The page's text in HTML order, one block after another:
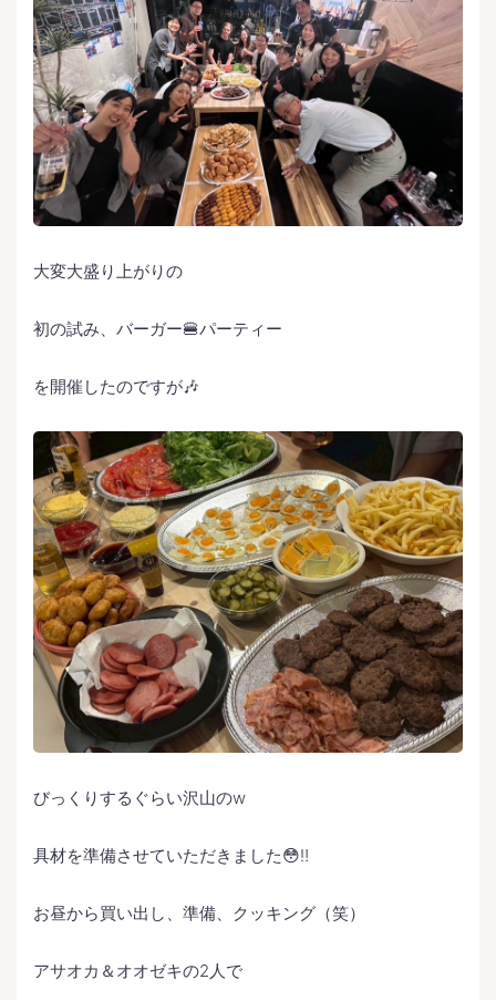
大変大盛り上がりの
初の試み、バーガー🍔パーティー
を開催したのですが🎶
びっくりするぐらい沢山のw
具材を準備させていただきました😳‼️
お昼から買い出し、準備、クッキング（笑）
アサオカ＆オオゼキの2人で